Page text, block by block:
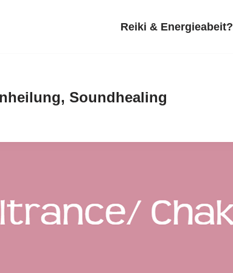
Reiki & Energieabeit?
Soundhealing